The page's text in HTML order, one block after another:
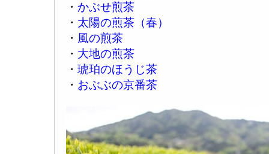
・ かぶせ煎茶
・ 太陽の煎茶（春）
・ 風の煎茶
・ 大地の煎茶
・ 琥珀のほうじ茶
・ おぶぶの京番茶